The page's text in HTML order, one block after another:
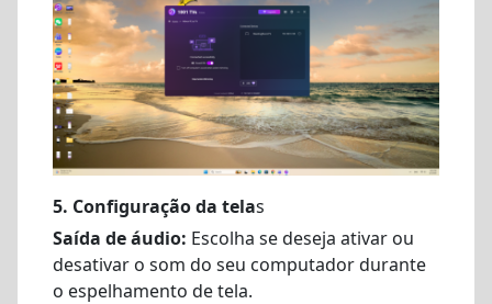
5. Configuração da telas
Saída de áudio: Escolha se deseja ativar ou
desativar o som do seu computador durante
o espelhamento de tela.